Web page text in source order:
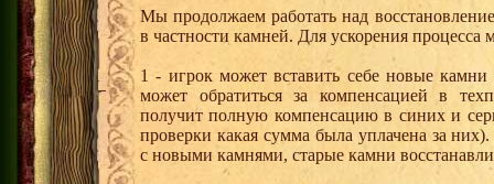
Мы продолжаем работать над
в частности камней. Для ускорения процесса
1 - игрок может вставить себе новые
может обратиться за компенсацией в
получит полную компенсацию в синих и
проверки какая сумма была уплачена за
с новыми камнями, старые камни